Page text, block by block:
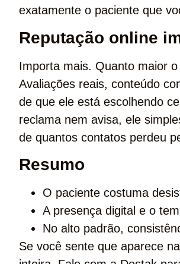
exatamente o paciente que
Reputação online
Importa mais. Quanto maior
Avaliações reais, conteúdo
de que ele está escolhendo
reclama nem avisa, ele
de quantos contatos perdeu
Resumo
O paciente costuma
A presença digital e o
No alto padrão,
Se você sente que aparece